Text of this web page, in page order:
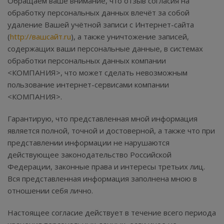
обработку персональных данных влечёт за собой
удаление Вашей учётной записи с Интернет-сайта
(http://вашсайт.ru), а также уничтожение записей,
содержащих ваши персональные данные, в системах
обработки персональных данных компании
<КОМПАНИЯ>, что может сделать невозможным
пользование интернет-сервисами компании
<КОМПАНИЯ>.
Гарантирую, что представленная мной информация
является полной, точной и достоверной, а также что при
представлении информации не нарушаются
действующее законодательство Российской
Федерации, законные права и интересы третьих лиц.
Вся представленная информация заполнена мною в
отношении себя лично.
Настоящее согласие действует в течение всего периода